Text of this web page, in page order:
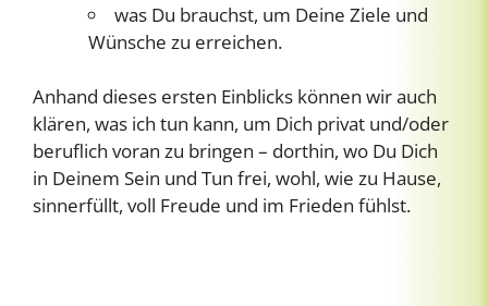
was Du brauchst, um Deine Ziele und
Wünsche zu erreichen.
Anhand dieses ersten Einblicks können wir auch
klären, was ich tun kann, um Dich privat und/oder
beruflich voran zu bringen – dorthin, wo Du Dich
in Deinem Sein und Tun frei, wohl, wie zu Hause,
sinnerfüllt, voll Freude und im Frieden fühlst.